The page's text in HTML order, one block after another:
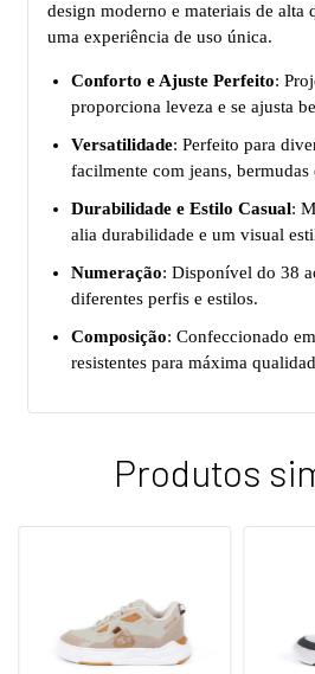
design moderno e materiais de alta
uma experiência de uso única.
Conforto e Ajuste Perfeito:
proporciona leveza e se ajusta
Versatilidade: Perfeito para
facilmente com jeans, bermudas
Durabilidade e Estilo Casual:
alia durabilidade e um visual
Numeração: Disponível do 38
diferentes perfis e estilos.
Composição: Confeccionado
resistentes para máxima
Produtos